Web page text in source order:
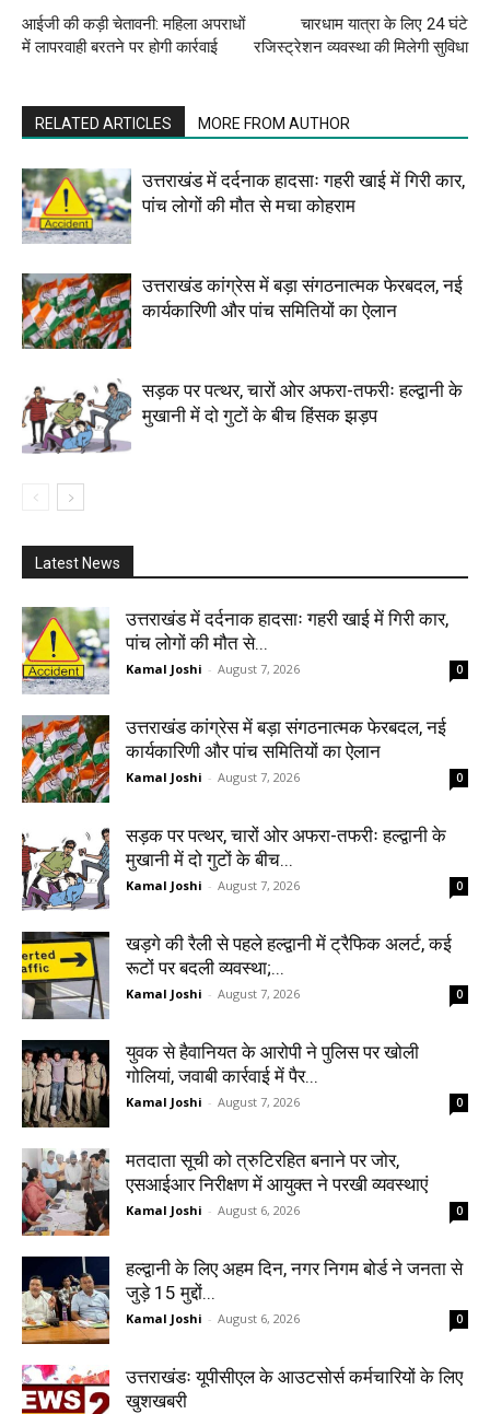
आईजी की कड़ी चेतावनी: महिला अपराधों
में लापरवाही बरतने पर होगी कार्रवाई
चारधाम यात्रा के लिए 24 घंटे
रजिस्ट्रेशन व्यवस्था की मिलेगी सुविधा
RELATED ARTICLES MORE FROM AUTHOR
उत्तराखंड में दर्दनाक हादसाः गहरी खाई में गिरी कार,
पांच लोगों की मौत से मचा कोहराम
उत्तराखंड कांग्रेस में बड़ा संगठनात्मक फेरबदल, नई
कार्यकारिणी और पांच समितियों का ऐलान
सड़क पर पत्थर, चारों ओर अफरा-तफरीः हल्द्वानी के
मुखानी में दो गुटों के बीच हिंसक झड़प
Latest News
उत्तराखंड में दर्दनाक हादसाः गहरी खाई में गिरी कार,
पांच लोगों की मौत से...
Kamal Joshi - August 7, 2026 0
उत्तराखंड कांग्रेस में बड़ा संगठनात्मक फेरबदल, नई
कार्यकारिणी और पांच समितियों का ऐलान
Kamal Joshi - August 7, 2026 0
सड़क पर पत्थर, चारों ओर अफरा-तफरीः हल्द्वानी के
मुखानी में दो गुटों के बीच...
Kamal Joshi - August 7, 2026 0
खड़गे की रैली से पहले हल्द्वानी में ट्रैफिक अलर्ट, कई
रूटों पर बदली व्यवस्था;...
Kamal Joshi - August 7, 2026 0
युवक से हैवानियत के आरोपी ने पुलिस पर खोली
गोलियां, जवाबी कार्रवाई में पैर...
Kamal Joshi - August 7, 2026 0
मतदाता सूची को त्रुटिरहित बनाने पर जोर,
एसआईआर निरीक्षण में आयुक्त ने परखी व्यवस्थाएं
Kamal Joshi - August 6, 2026 0
हल्द्वानी के लिए अहम दिन, नगर निगम बोर्ड ने जनता से
जुड़े 15 मुद्दों...
Kamal Joshi - August 6, 2026 0
उत्तराखंडः यूपीसीएल के आउटसोर्स कर्मचारियों के लिए
खुशखबरी